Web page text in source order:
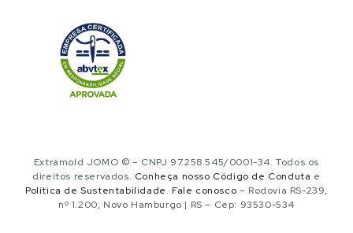
Extramold JOMO © – CNPJ 97.258.545/0001-34. Todos os
direitos reservados. Conheça nosso Código de Conduta e
Política de Sustentabilidade. Fale conosco – Rodovia RS-239,
nº 1.200, Novo Hamburgo | RS – Cep: 93530-534